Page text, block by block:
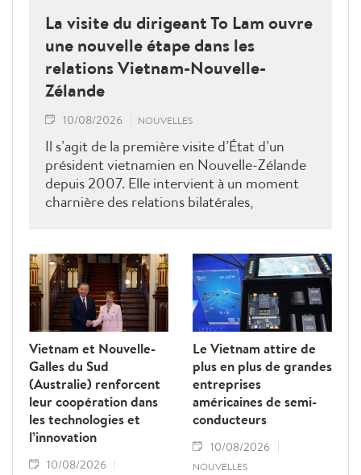
La visite du dirigeant To Lam ouvre
une nouvelle étape dans les
relations Vietnam-Nouvelle-
Zélande
10/08/2026 NOUVELLES
Il s’agit de la première visite d’État d’un
président vietnamien en Nouvelle-Zélande
depuis 2007. Elle intervient à un moment
charnière des relations bilatérales,
la coopération au développement, de la
sécurité et des échanges entre les peuples, a
déclaré le ministre néo-zélandais des
Affaires étrangères, Winston Peters.
Vietnam et Nouvelle-
Galles du Sud
(Australie) renforcent
leur coopération dans
les technologies et
l’innovation
10/08/2026
Le Vietnam attire de
plus en plus de grandes
entreprises
américaines de semi-
conducteurs
10/08/2026
NOUVELLES